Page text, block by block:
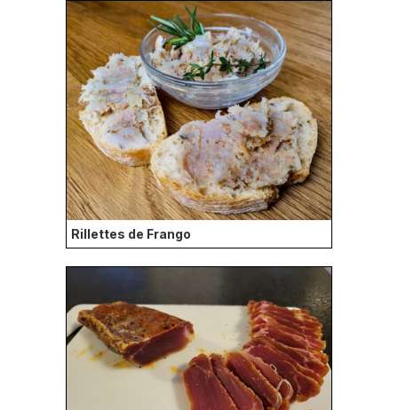
Rillettes de Frango